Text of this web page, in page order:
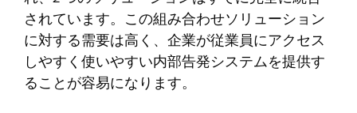
されています。この組み合わせソリューション
に対する需要は高く、企業が従業員にアクセス
しやすく使いやすい内部告発システムを提供す
ることが容易になります。